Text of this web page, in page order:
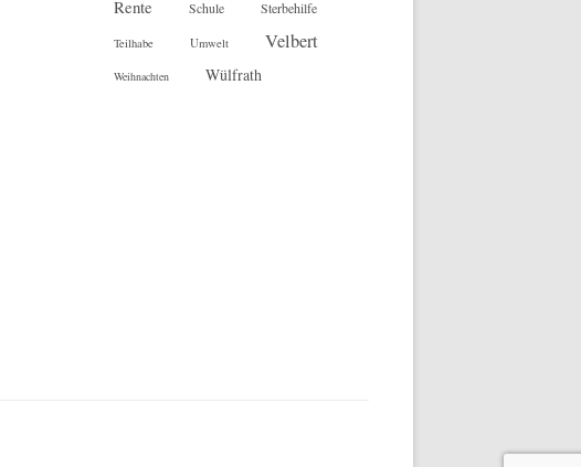
Rente Schule Sterbehilfe
Teilhabe Umwelt Velbert
Weihnachten Wülfrath